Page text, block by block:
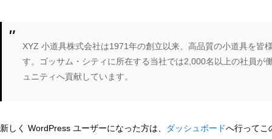
XYZ 小道具株式会社は1971年の創立以来、高品質の小道具を皆
す。ゴッサム・シティに所在する当社では2,000名以上の社員が
ュニティへ貢献しています。
新しく WordPress ユーザーになった方は、 ダッシュボードへ行ってこ